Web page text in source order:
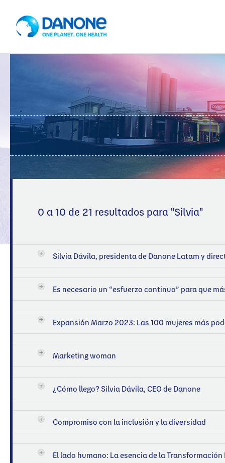
0 a 10 de 21 resultados para "Silvia"
Silvia Dávila, presidenta de Danone Latam y
Es necesario un “esfuerzo continuo” para que
Expansión Marzo 2023: Las 100 mujeres más
Marketing woman
¿Cómo llego? Silvia Dávila, CEO de Danone
Compromiso con la inclusión y la diversidad
El lado humano: La esencia de la